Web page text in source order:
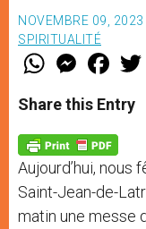
NOVEMBRE 09,
SPIRITUALITÉ
W
t
s
p
p
M
e
s
e
g
e
r
F
a
e
b
o
k
Share this Entry
Aujourd’hui, nous
Saint-Jean-de-
matin une messe